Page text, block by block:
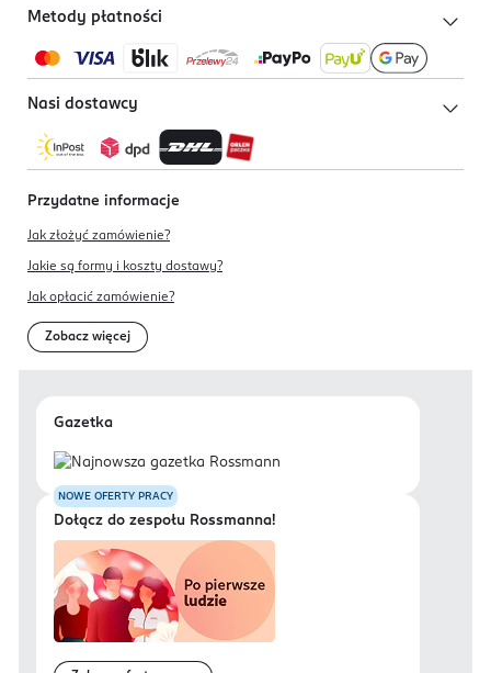
Metody płatności
Nasi dostawcy
Przydatne informacje
Jak złożyć zamówienie?
Jakie są formy i koszty dostawy?
Jak opłacić zamówienie?
Zobacz więcej
Gazetka
NOWE OFERTY PRACY
Dołącz do zespołu Rossmanna!